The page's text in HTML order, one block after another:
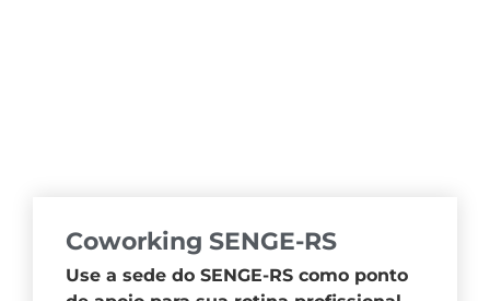
Coworking SENGE-RS
Use a sede do SENGE-RS como ponto